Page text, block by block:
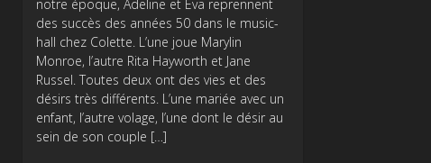
notre époque, Adeline et Eva reprennent
des succès des années 50 dans le music-
hall chez Colette. L’une joue Marylin
Monroe, l’autre Rita Hayworth et Jane
Russel. Toutes deux ont des vies et des
désirs très différents. L’une mariée avec un
enfant, l’autre volage, l’une dont le désir au
sein de son couple […]